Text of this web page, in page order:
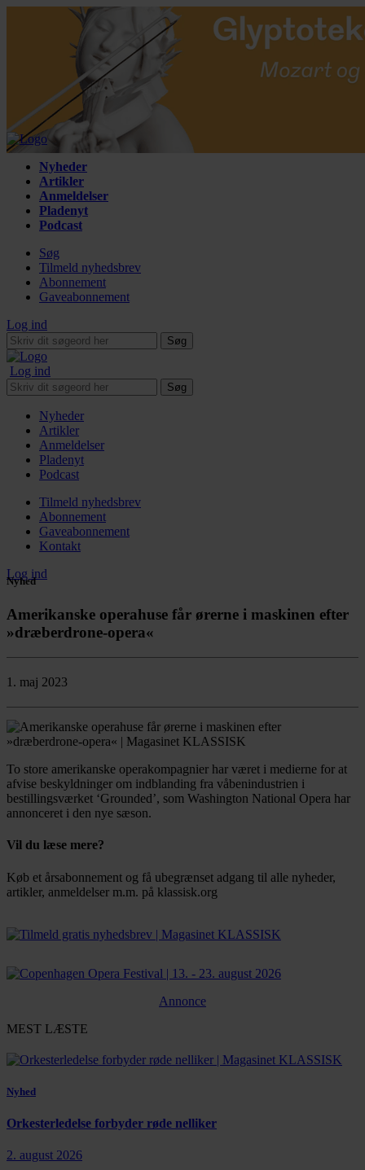
Nyheder
Artikler
Anmeldelser
Pladenyt
Podcast
Søg
Tilmeld nyhedsbrev
Abonnement
Gaveabonnement
Log ind
Søg
Log ind
Søg
Nyheder
Artikler
Anmeldelser
Pladenyt
Podcast
Tilmeld nyhedsbrev
Abonnement
Gaveabonnement
Kontakt
Log ind
Nyhed
Amerikanske operahuse får ørerne i maskinen efter
»dræberdrone-opera«
1. maj 2023
To store amerikanske operakompagnier har været i medierne for at
afvise beskyldninger om indblanding fra våbenindustrien i
bestillingsværket ‘Grounded’, som Washington National Opera har
annonceret i den nye sæson.
Vil du læse mere?
Køb et årsabonnement og få ubegrænset adgang til alle nyheder,
artikler, anmeldelser m.m. på klassisk.org
Annonce
MEST LÆSTE
Nyhed
Orkesterledelse forbyder røde nelliker
2. august 2026